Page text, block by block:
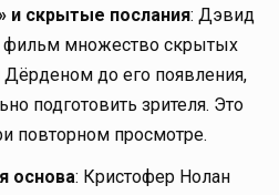
и скрытые послания: Дэвид
множество скрытых
до его появления,
подготовить зрителя. Это
повторном просмотре.
основа: Кристофер Нолан